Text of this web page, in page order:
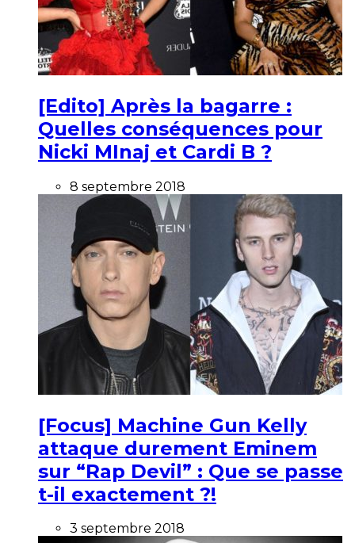
[Edito] Après la bagarre :
Quelles conséquences pour
Nicki MInaj et Cardi B ?
8 septembre 2018
[Focus] Machine Gun Kelly
attaque durement Eminem
sur “Rap Devil” : Que se passe
t-il exactement ?!
3 septembre 2018